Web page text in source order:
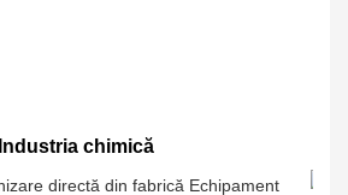
Industria chimică